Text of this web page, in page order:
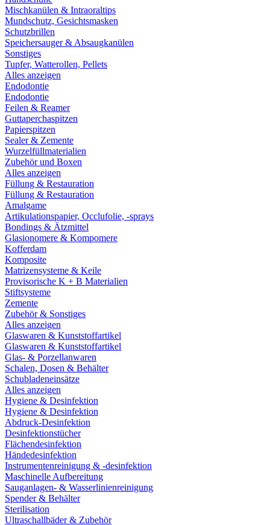
Mischkanülen & Intraoraltips
Mundschutz, Gesichtsmasken
Schutzbrillen
Speichersauger & Absaugkanülen
Sonstiges
Tupfer, Watterollen, Pellets
Alles anzeigen
Endodontie
Endodontie
Feilen & Reamer
Guttaperchaspitzen
Papierspitzen
Sealer & Zemente
Wurzelfüllmaterialien
Zubehör und Boxen
Alles anzeigen
Füllung & Restauration
Füllung & Restauration
Amalgame
Artikulationspapier, Occlufolie, -sprays
Bondings & Ätzmittel
Glasionomere & Kompomere
Kofferdam
Komposite
Matrizensysteme & Keile
Provisorische K + B Materialien
Stiftsysteme
Zemente
Zubehör & Sonstiges
Alles anzeigen
Glaswaren & Kunststoffartikel
Glaswaren & Kunststoffartikel
Glas- & Porzellanwaren
Schalen, Dosen & Behälter
Schubladeneinsätze
Alles anzeigen
Hygiene & Desinfektion
Hygiene & Desinfektion
Abdruck-Desinfektion
Desinfektionstücher
Flächendesinfektion
Händedesinfektion
Instrumentenreinigung & -desinfektion
Maschinelle Aufbereitung
Sauganlagen- & Wasserlinienreinigung
Spender & Behälter
Sterilisation
Ultraschallbäder & Zubehör